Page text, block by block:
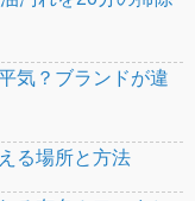
気？ブランドが違
る場所と方法